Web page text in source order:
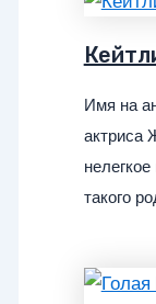
Имя на
актриса
такого